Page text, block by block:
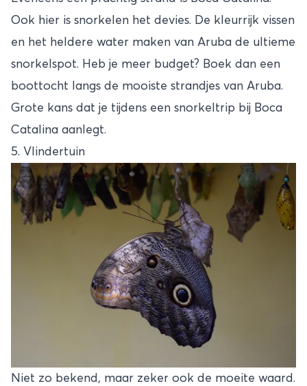
Ook hier is snorkelen het devies. De kleurrijk vissen
en het heldere water maken van Aruba de ultieme
snorkelspot. Heb je meer budget? Boek dan een
boottocht langs de mooiste strandjes van Aruba.
Grote kans dat je tijdens een snorkeltrip bij Boca
Catalina aanlegt.
5. Vlindertuin
Niet zo bekend, maar zeker ook de moeite waard.